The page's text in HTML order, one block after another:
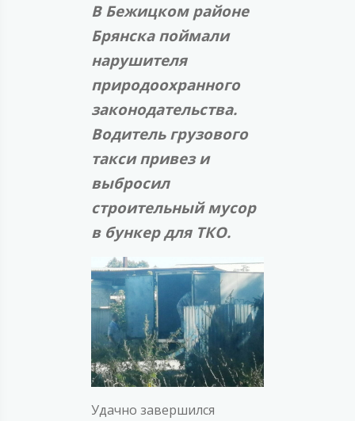
В Бежицком районе
Брянска поймали
нарушителя
природоохранного
законодательства.
Водитель грузового
такси привез и
выбросил
строительный мусор
в бункер для ТКО.
Удачно завершился